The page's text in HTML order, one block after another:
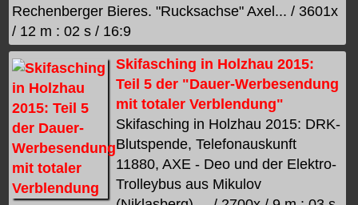
Rechenberger Bieres. "Rucksachse" Axel... / 3601x
/ 12 m : 02 s / 16:9
Skifasching in Holzhau 2015:
Teil 5 der "Dauer-Werbesendung
mit totaler Verblendung"
Skifasching in Holzhau 2015: DRK-
Blutspende, Telefonauskunft
11880, AXE - Deo und der Elektro-
Trolleybus aus Mikulov